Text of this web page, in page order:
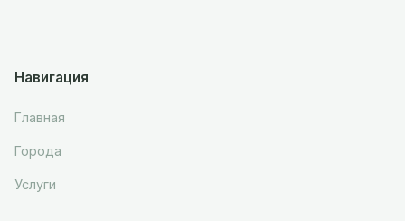
Навигация
Главная
Города
Услуги